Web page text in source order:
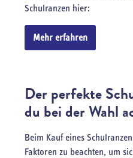
Schulranzen hier:
Mehr erfahren
Der perfekte
du bei der Wahl
Beim Kauf eines
Faktoren zu beachten, um